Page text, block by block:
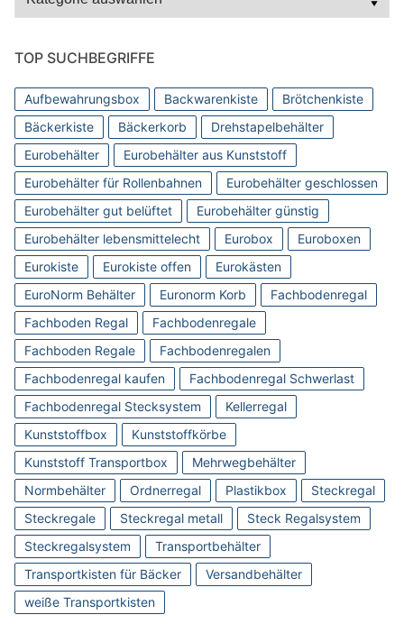
TOP SUCHBEGRIFFE
Aufbewahrungsbox Backwarenkiste
Brötchenkiste
Bäckerkiste
Bäckerkorb
Drehstapelbehälter
Eurobehälter
Eurobehälter aus Kunststoff
Eurobehälter für Rollenbahnen
Eurobehälter geschlossen
Eurobehälter gut belüftet
Eurobehälter günstig
Eurobehälter lebensmittelecht
Eurobox
Euroboxen
Eurokiste
Eurokiste offen
Eurokästen
EuroNorm Behälter
Euronorm Korb
Fachbodenregal
Fachboden Regal
Fachbodenregale
Fachboden Regale
Fachbodenregalen
Fachbodenregal kaufen
Fachbodenregal Schwerlast
Fachbodenregal Stecksystem
Kellerregal
Kunststoffbox
Kunststoffkörbe
Kunststoff Transportbox
Mehrwegbehälter
Normbehälter
Ordnerregal Plastikbox
Steckregal
Steckregale
Steckregal metall
Steck Regalsystem
Steckregalsystem
Transportbehälter
Transportkisten für Bäcker
Versandbehälter
weiße Transportkisten